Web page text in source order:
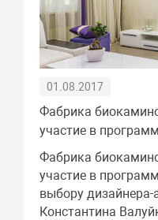
01.08.2017
Фабрика
участие в
Фабрика
участие в
выбору
Константина